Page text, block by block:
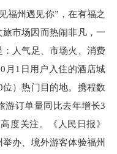
州遇见你”，在有福之
市场因而热闹非凡，一
人气足、市场火、消费
月1日用户入住的酒店城
）热门目的地。携程数
游订单量同比去年增长3
度关注。《人民日报》
办、境外游客体验福州